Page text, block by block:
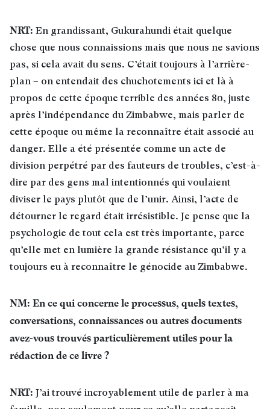
NRT: En grandissant, Gukurahundi était quelque
chose que nous connaissions mais que nous ne savions
pas, si cela avait du sens. C’était toujours à l’arrière-
plan – on entendait des chuchotements ici et là à
propos de cette époque terrible des années 80, juste
après l’indépendance du Zimbabwe, mais parler de
cette époque ou même la reconnaître était associé au
danger. Elle a été présentée comme un acte de
division perpétré par des fauteurs de troubles, c’est-à-
dire par des gens mal intentionnés qui voulaient
diviser le pays plutôt que de l’unir. Ainsi, l’acte de
détourner le regard était irrésistible. Je pense que la
psychologie de tout cela est très importante, parce
qu’elle met en lumière la grande résistance qu’il y a
toujours eu à reconnaître le génocide au Zimbabwe.
NM: En ce qui concerne le processus, quels textes,
conversations, connaissances ou autres documents
avez-vous trouvés particulièrement utiles pour la
rédaction de ce livre ?
NRT: J’ai trouvé incroyablement utile de parler à ma